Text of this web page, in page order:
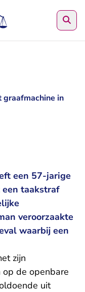
in
een 57-jarige
taakstraf
veroorzaakte
waarbij een
zijn
de openbare
uit